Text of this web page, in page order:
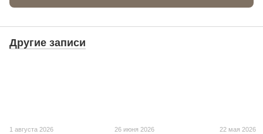
Другие записи
1 августа 2026 26 июня 2026 22 мая 2026